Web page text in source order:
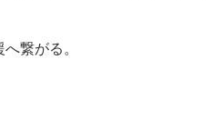
繋がる。